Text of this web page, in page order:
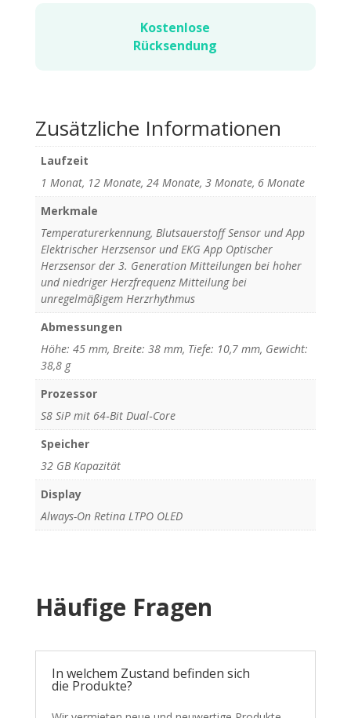
Kostenlose
Rücksendung
Zusätzliche Informationen
Laufzeit
1 Monat, 12 Monate, 24 Monate, 3 Monate, 6 Monate
Merkmale
Temperaturerkennung, Blutsauerstoff Sensor und App
Elektrischer Herzsensor und EKG App Optischer
Herzsensor der 3. Generation Mitteilungen bei hoher
und niedriger Herzfrequenz Mitteilung bei
unregelmäßigem Herzrhythmus
Abmessungen
Höhe: 45 mm, Breite: 38 mm, Tiefe: 10,7 mm, Gewicht:
38,8 g
Prozessor
S8 SiP mit 64‑Bit Dual‑Core
Speicher
32 GB Kapazität
Display
Always-On Retina LTPO OLED
Häufige Fragen
In welchem Zustand befinden sich
die Produkte?